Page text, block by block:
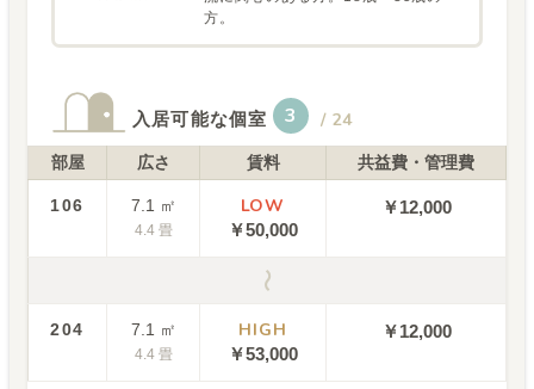
方。
入居可能な個室 3 / 24
部屋 広さ 賃料 共益費・管理費
106 7.1 ㎡
4.4畳
LOW
￥50,000
￥12,000
〜
204 7.1 ㎡
4.4畳
HIGH
￥53,000
￥12,000